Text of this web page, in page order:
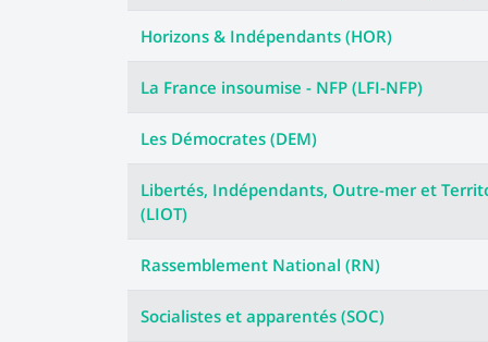
Horizons & Indépendants (HOR)
La France insoumise - NFP (LFI-NFP)
Les Démocrates (DEM)
Libertés, Indépendants, Outre-mer et
(LIOT)
Rassemblement National (RN)
Socialistes et apparentés (SOC)